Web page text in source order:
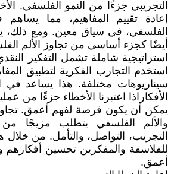
التجريبي جزءًا من النمو الفلسفي.
إعادة تقييم المفاهيم، مما
الفلسفي، في سياق معين. ومع ذلك،
أيضًا كجزء أساسي من تجاوز الألم
استراتيجية شاملة تشمل التفكير
استخدم التجارب الفكرية لتطبيق
سيناريوهات مختلفة. هذا يساعد
الأفكاراذا اعتبرنا الأخطاء جزءًا من
يمكن أن يكون فرصة لفهم أعمق.
والألم الفلسفي يتطلب مزيجًا من
التجريب، التواصل، والتأمل. من
للفلاسفة والمفكرين تحسين
أعمق.